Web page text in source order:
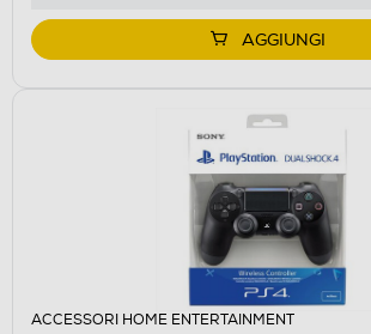
AGGIUNGI
ACCESSORI HOME ENTERTAINMENT